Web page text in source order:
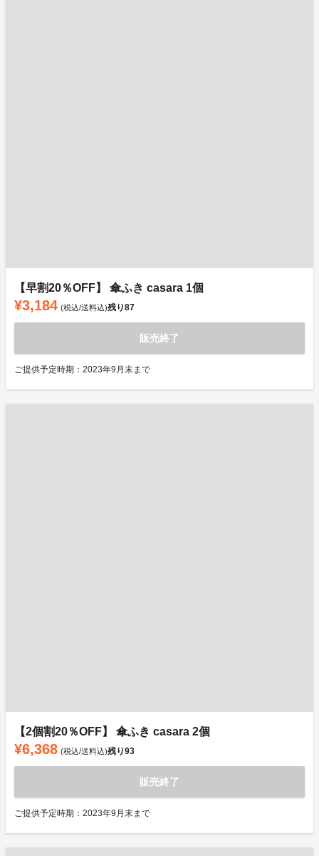
【早割20％OFF】 傘ふき casara 1個
¥3,184 (税込/送料込)残り87
販売終了
ご提供予定時期：2023年9月末まで
【2個割20％OFF】 傘ふき casara 2個
¥6,368 (税込/送料込)残り93
販売終了
ご提供予定時期：2023年9月末まで